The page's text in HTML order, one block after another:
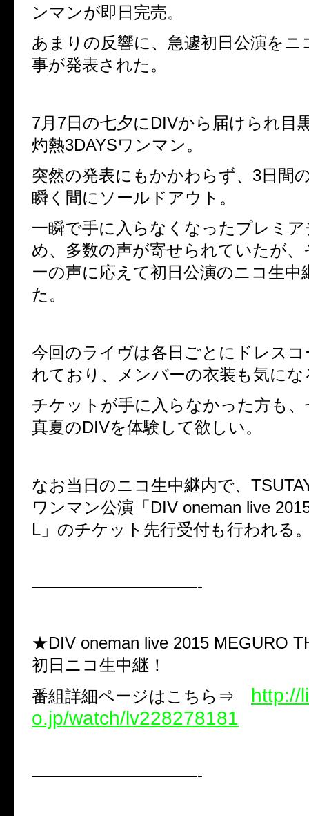
ンマンが即日完売。
あまりの反響に、急遽初日公演をニ
事が発表された。
7月7日の七夕にDIVから届けられ目
灼熱3DAYSワンマン。
突然の発表にもかかわらず、3日間
瞬く間にソールドアウト。
一瞬で手に入らなくなったプレミ
め、多数の声が寄せられていたが
ーの声に応えて初日公演のニコ生中
た。
今回のライヴは各日ごとにドレス
れており、メンバーの衣装も気に
チケットが手に入らなかった方も
真夏のDIVを体験して欲しい。
なお当日のニコ生中継内で、
ワンマン公演「DIV oneman live
L」のチケット先行受付も行われる
——————————-
★DIV oneman live 2015 MEGURO
初日ニコ生中継！
番組詳細ページはこちら⇒ http://
o.jp/watch/lv228278181
——————————-